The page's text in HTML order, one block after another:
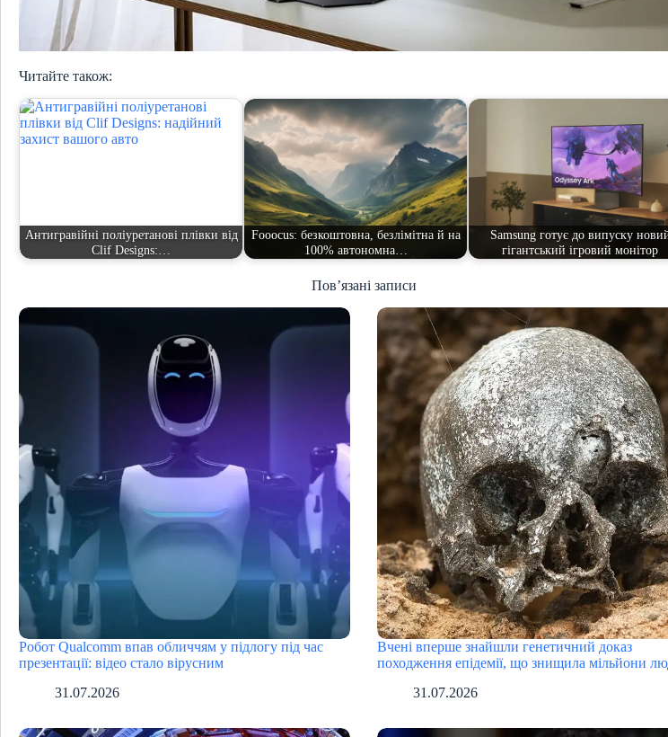
Читайте також:
Антигравійні поліуретанові плівки від
Clif Designs:…
Fooocus: безкоштовна, безлімітна й на
100% автономна…
Samsung готує до випуску
гігантський ігровий монітор
Пов’язані записи
Робот Qualcomm впав обличчям у підлогу під час
презентації: відео стало вірусним
31.07.2026
Вчені вперше знайшли генетичний доказ
походження епідемії, що знищила мільйони
31.07.2026